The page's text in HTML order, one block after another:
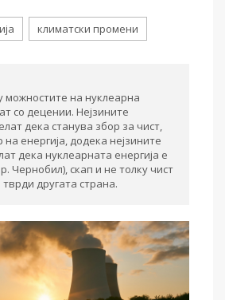
климатски промени
можностите на нуклеарна
со децении. Нејзините
дека станува збор за чист,
енергија, додека нејзините
дека нуклеарната енергија е
Чернобил), скап и не толку чист
другата страна.